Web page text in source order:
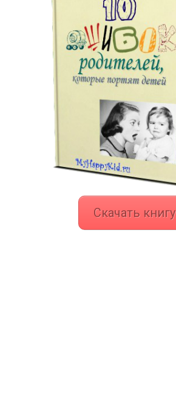
Скачать книгу